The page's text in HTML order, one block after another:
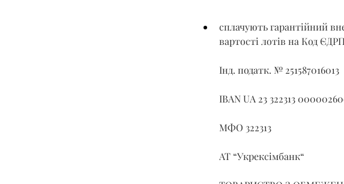
сплачують гарантійний
вартості лотів на Код
Інд. податк. № 251587016013
IBAN UA 23 322313
МФО 322313
АТ “Укрексімбанк“